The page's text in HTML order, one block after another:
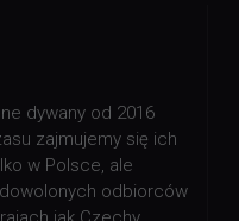
dywany od 2016
zajmujemy się ich
w Polsce, ale
odbiorców